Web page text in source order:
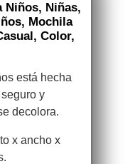
Niños, Niñas,
Mochila
Color,
está hecha
y
decolora.
x ancho x